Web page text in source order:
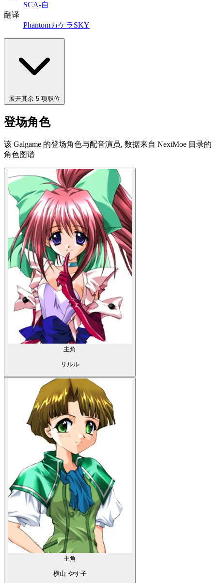
SCA-自
翻译
PhantomカケラSKY
展开其余 5 项职位
登场角色
该 Galgame 的登场角色与配音演员, 数据来自 NextMoe 目录的
角色图谱
主角
リルル
主角
横山 やす子